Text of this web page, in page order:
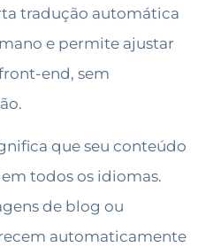
tradução automática
e permite ajustar
end, sem
que seu conteúdo
todos os idiomas.
de blog ou
automaticamente